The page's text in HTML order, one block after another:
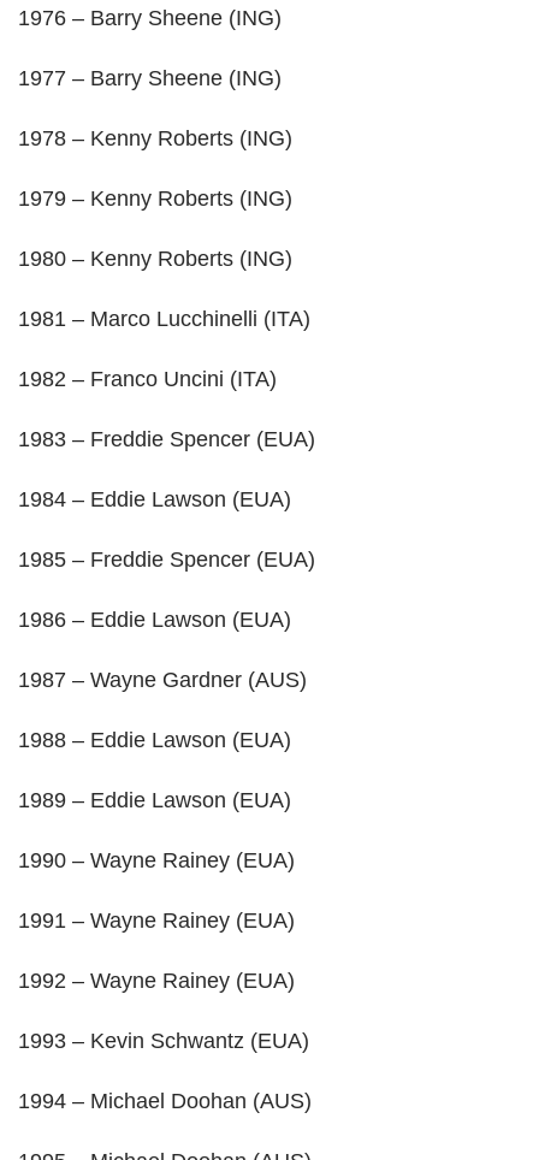
1976 – Barry Sheene (ING)
1977 – Barry Sheene (ING)
1978 – Kenny Roberts (ING)
1979 – Kenny Roberts (ING)
1980 – Kenny Roberts (ING)
1981 – Marco Lucchinelli (ITA)
1982 – Franco Uncini (ITA)
1983 – Freddie Spencer (EUA)
1984 – Eddie Lawson (EUA)
1985 – Freddie Spencer (EUA)
1986 – Eddie Lawson (EUA)
1987 – Wayne Gardner (AUS)
1988 – Eddie Lawson (EUA)
1989 – Eddie Lawson (EUA)
1990 – Wayne Rainey (EUA)
1991 – Wayne Rainey (EUA)
1992 – Wayne Rainey (EUA)
1993 – Kevin Schwantz (EUA)
1994 – Michael Doohan (AUS)